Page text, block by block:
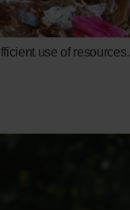
use of resources.